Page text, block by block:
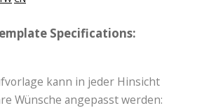
Specifications:
kann in jeder Hinsicht
Wünsche angepasst werden: